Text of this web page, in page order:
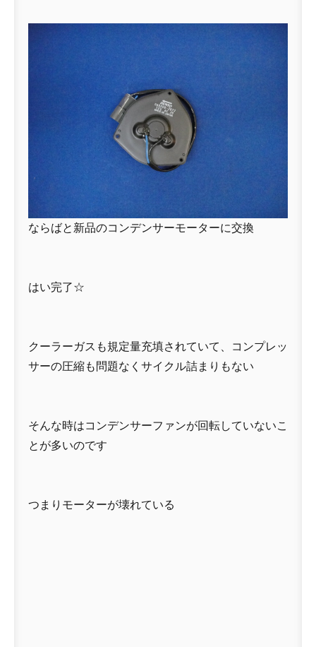
ならばと新品のコンデンサーモーターに交換
はい完了☆
クーラーガスも規定量充填されていて、コンプレッ
サーの圧縮も問題なくサイクル詰まりもない
そんな時はコンデンサーファンが回転していないこ
とが多いのです
つまりモーターが壊れている